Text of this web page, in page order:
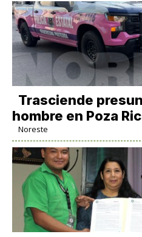
Trasciende
hombre en Poza
Noreste